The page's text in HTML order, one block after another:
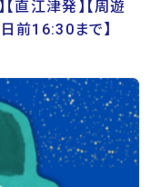
【直江津発】【周遊
前16:30まで】